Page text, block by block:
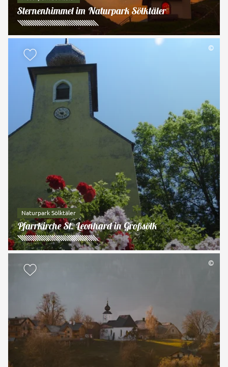
Sternenhimmel im Naturpark Sölktäler
©
zur Merkliste hinzufügen
Naturpark Sölktäler
Pfarrkirche St. Leonhard in Großsölk
©